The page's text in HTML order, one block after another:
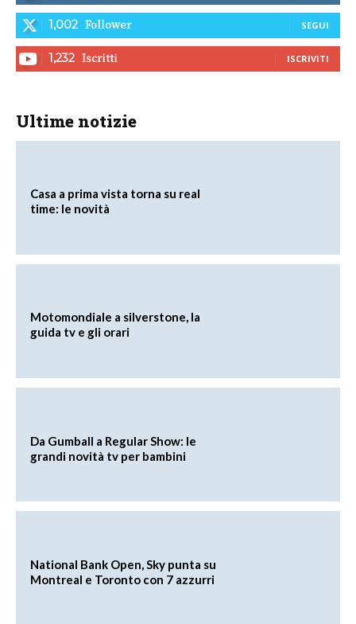
1,002 Follower SEGUI
1,232 Iscritti ISCRIVITI
Ultime notizie
Casa a prima vista torna su real
time: le novità
Motomondiale a silverstone, la
guida tv e gli orari
Da Gumball a Regular Show: le
grandi novità tv per bambini
National Bank Open, Sky punta su
Montreal e Toronto con 7 azzurri